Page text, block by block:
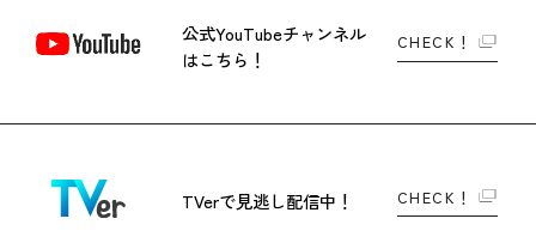
公式YouTubeチャンネル
はこちら！
CHECK！
TVerで見逃し配信中！ CHECK！